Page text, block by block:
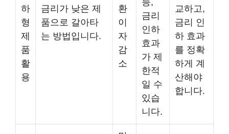
하
형
제
품
활
용
금리가 낮은 제
품으로 갈아타
는 방법입니다.
환
이
자
감
소
능,
금리
인하
효과
가 제
한적
일 수
있습
니다.
교하고,
금리 인
하 효과
를 정확
하게 계
산해야
합니다.